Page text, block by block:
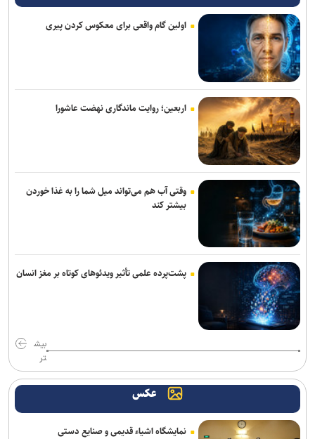
خبرنگاران در خط مقدم جنگ روایت‌ها قرار دارنداولین گام واقعی برای معکوس کردن پیری
اربعین؛ روایت ماندگاری نهضت عاشورا
وقتی آب هم می‌تواند میل شما را به غذا خوردن
بیشتر کند
پشت‌پرده علمی تأثیر ویدئو‌های کوتاه بر مغز انسان
بیش
تر
عکس
نمایشگاه اشیاء قدیمی و صنایع دستی